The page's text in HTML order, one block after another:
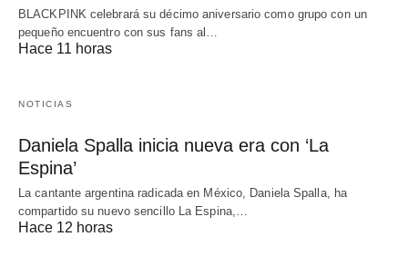
BLACKPINK celebrará su décimo aniversario como grupo con un
pequeño encuentro con sus fans al…
Hace 11 horas
NOTICIAS
Daniela Spalla inicia nueva era con ‘La
Espina’
La cantante argentina radicada en México, Daniela Spalla, ha
compartido su nuevo sencillo La Espina,…
Hace 12 horas